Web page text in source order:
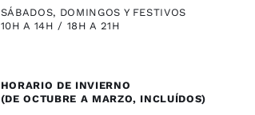
SÁBADOS, DOMINGOS Y FESTIVOS
10H A 14H / 18H A 21H
HORARIO DE INVIERNO
(DE OCTUBRE A MARZO, INCLUÍDOS)